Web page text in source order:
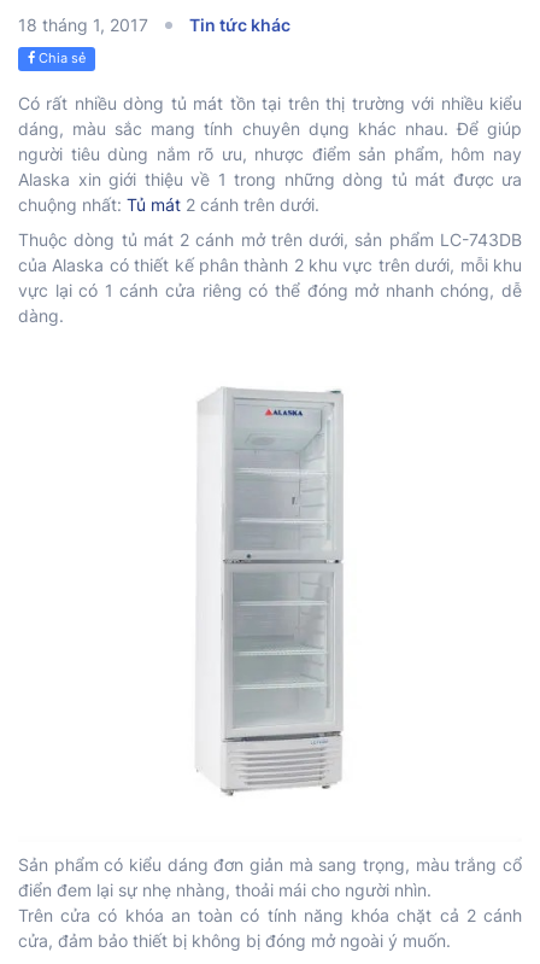
18 tháng 1, 2017 Tin tức khác
Chia sẻ
Có rất nhiều dòng tủ mát tồn tại trên thị trường với nhiều kiểu
dáng, màu sắc mang tính chuyên dụng khác nhau. Để giúp
người tiêu dùng nắm rõ ưu, nhược điểm sản phẩm, hôm nay
Alaska xin giới thiệu về 1 trong những dòng tủ mát được ưa
chuộng nhất: Tủ mát 2 cánh trên dưới.
Thuộc dòng tủ mát 2 cánh mở trên dưới, sản phẩm LC-743DB
của Alaska có thiết kế phân thành 2 khu vực trên dưới, mỗi khu
vực lại có 1 cánh cửa riêng có thể đóng mở nhanh chóng, dễ
dàng.
Sản phẩm có kiểu dáng đơn giản mà sang trọng, màu trắng cổ
điển đem lại sự nhẹ nhàng, thoải mái cho người nhìn.
Trên cửa có khóa an toàn có tính năng khóa chặt cả 2 cánh
cửa, đảm bảo thiết bị không bị đóng mở ngoài ý muốn.